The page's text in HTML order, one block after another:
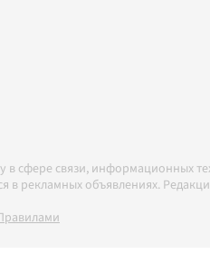
сфере связи, информационных
в рекламных объявлениях.